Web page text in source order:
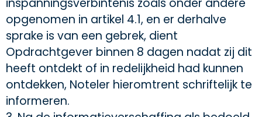
inspanningsverbintenis zoals onder andere
opgenomen in artikel 4.1, en er derhalve
sprake is van een gebrek, dient
Opdrachtgever binnen 8 dagen nadat zij dit
heeft ontdekt of in redelijkheid had kunnen
ontdekken, Noteler hieromtrent schriftelijk te
informeren.